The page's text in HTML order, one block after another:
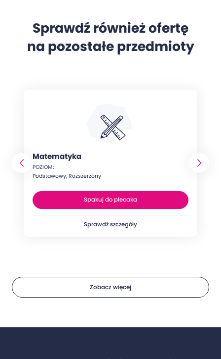
Sprawdź również ofertę
na pozostałe przedmioty
Matematyka
POZIOM:
Podstawowy, Rozszerzony
Spakuj do plecaka
Sprawdź szczegóły
Zobacz więcej